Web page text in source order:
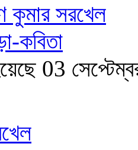
কুমার সরখেল
কবিতা
03